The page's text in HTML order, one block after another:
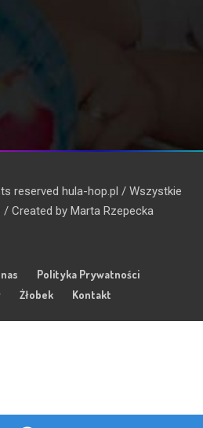
reserved hula-hop.pl / Wszystkie
Created by Marta Rzepecka
Polityka Prywatności
Żłobek Kontakt